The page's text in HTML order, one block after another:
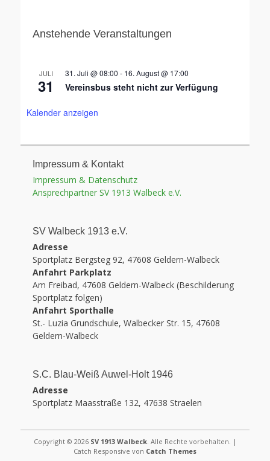
Anstehende Veranstaltungen
JULI
31
31. Juli @ 08:00 - 16. August @ 17:00
Vereinsbus steht nicht zur Verfügung
Kalender anzeigen
Impressum & Kontakt
Impressum & Datenschutz
Ansprechpartner SV 1913 Walbeck e.V.
SV Walbeck 1913 e.V.
Adresse
Sportplatz Bergsteg 92, 47608 Geldern-Walbeck
Anfahrt Parkplatz
Am Freibad, 47608 Geldern-Walbeck (Beschilderung
Sportplatz folgen)
Anfahrt Sporthalle
St.- Luzia Grundschule, Walbecker Str. 15, 47608
Geldern-Walbeck
S.C. Blau-Weiß Auwel-Holt 1946
Adresse
Sportplatz Maasstraße 132, 47638 Straelen
Copyright © 2026 SV 1913 Walbeck. Alle Rechte vorbehalten. |
Catch Responsive von Catch Themes